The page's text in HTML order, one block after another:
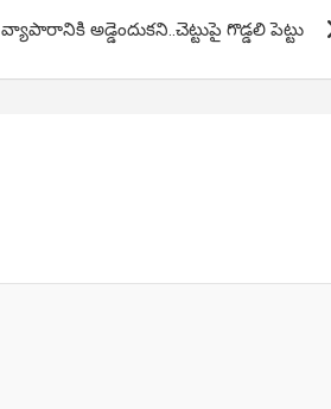
వ్యాపారానికి అడ్డెందుకని..చెట్టుపై గొడ్డలి పెట్టు